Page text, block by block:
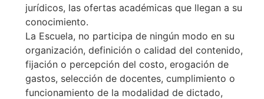
jurídicos, las ofertas académicas que llegan a su
conocimiento.
La Escuela, no participa de ningún modo en su
organización, definición o calidad del contenido,
fijación o percepción del costo, erogación de
gastos, selección de docentes, cumplimiento o
funcionamiento de la modalidad de dictado,